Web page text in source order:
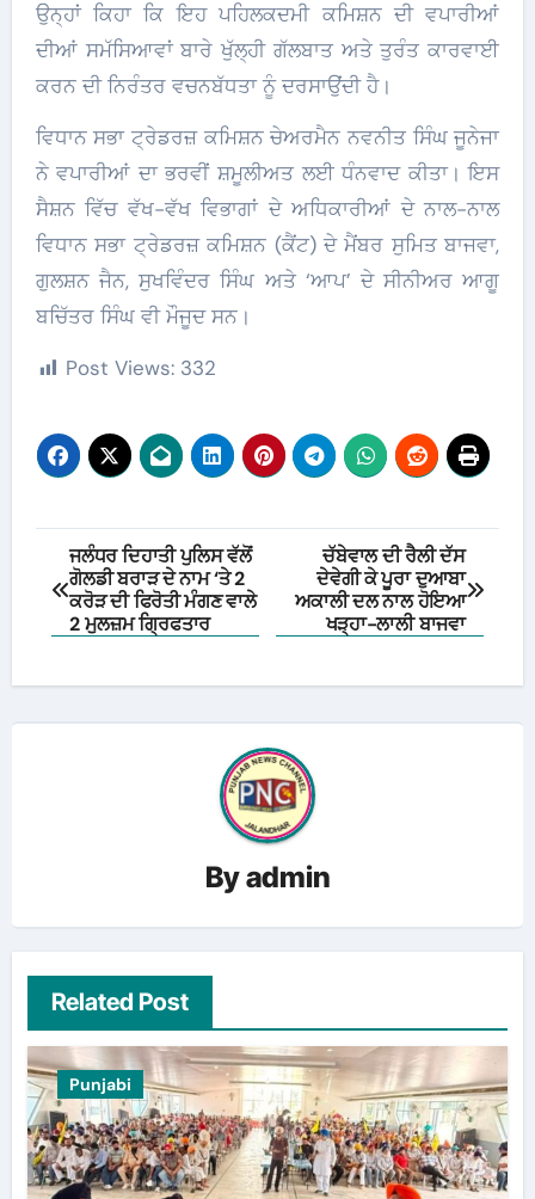
ਉਨ੍ਹਾਂ ਕਿਹਾ ਕਿ ਇਹ ਪਹਿਲਕਦਮੀ ਕਮਿਸ਼ਨ ਦੀ ਵਪਾਰੀਆਂ
ਦੀਆਂ ਸਮੱਸਿਆਵਾਂ ਬਾਰੇ ਖੁੱਲ੍ਹੀ ਗੱਲਬਾਤ ਅਤੇ ਤੁਰੰਤ ਕਾਰਵਾਈ
ਕਰਨ ਦੀ ਨਿਰੰਤਰ ਵਚਨਬੱਧਤਾ ਨੂੰ ਦਰਸਾਉਂਦੀ ਹੈ।
ਵਿਧਾਨ ਸਭਾ ਟ੍ਰੇਡਰਜ਼ ਕਮਿਸ਼ਨ ਚੇਅਰਮੈਨ ਨਵਨੀਤ ਸਿੰਘ ਜੂਨੇਜਾ
ਨੇ ਵਪਾਰੀਆਂ ਦਾ ਭਰਵੀਂ ਸ਼ਮੂਲੀਅਤ ਲਈ ਧੰਨਵਾਦ ਕੀਤਾ। ਇਸ
ਸੈਸ਼ਨ ਵਿੱਚ ਵੱਖ-ਵੱਖ ਵਿਭਾਗਾਂ ਦੇ ਅਧਿਕਾਰੀਆਂ ਦੇ ਨਾਲ-ਨਾਲ
ਵਿਧਾਨ ਸਭਾ ਟ੍ਰੇਡਰਜ਼ ਕਮਿਸ਼ਨ (ਕੈਂਟ) ਦੇ ਮੈਂਬਰ ਸੁਮਿਤ ਬਾਜਵਾ,
ਗੁਲਸ਼ਨ ਜੈਨ, ਸੁਖਵਿੰਦਰ ਸਿੰਘ ਅਤੇ ‘ਆਪ’ ਦੇ ਸੀਨੀਅਰ ਆਗੂ
ਬਚਿੱਤਰ ਸਿੰਘ ਵੀ ਮੌਜੂਦ ਸਨ।
Post Views: 332
Post
navigation
ਜਲੰਧਰ ਦਿਹਾਤੀ ਪੁਲਿਸ ਵੱਲੋਂ
ਗੋਲਡੀ ਬਰਾੜ ਦੇ ਨਾਮ ‘ਤੇ 2
ਕਰੋੜ ਦੀ ਫਿਰੋਤੀ ਮੰਗਣ ਵਾਲੇ
2 ਮੁਲਜ਼ਮ ਗ੍ਰਿਫਤਾਰ
ਚੱਬੇਵਾਲ ਦੀ ਰੈਲੀ ਦੱਸ
ਦੇਵੇਗੀ ਕੇ ਪੂਰਾ ਦੁਆਬਾ
ਅਕਾਲੀ ਦਲ ਨਾਲ ਹੋਇਆ
ਖੜ੍ਹਾ-ਲਾਲੀ ਬਾਜਵਾ
Byadmin
Related Post
Punjabi